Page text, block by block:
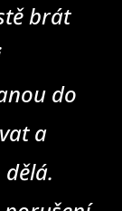
brát
do
a